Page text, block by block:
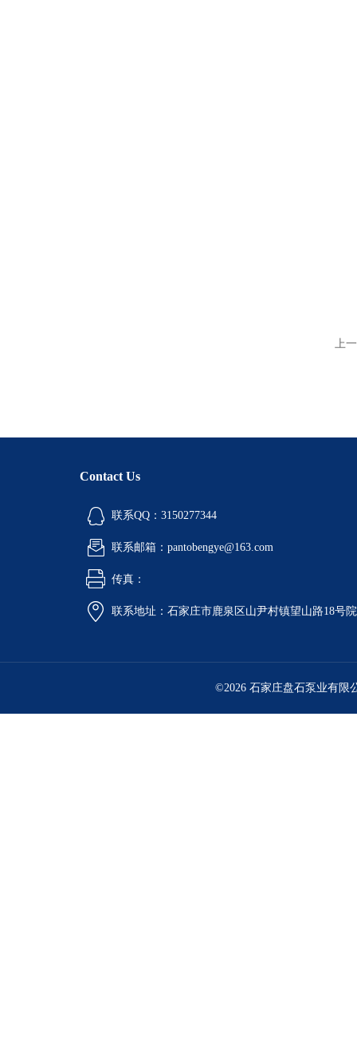
上
Contact Us
联系QQ：3150277344
联系邮箱：pantobengye@163.com
传真：
联系地址：石家庄市鹿泉区山尹村镇望山路18号
©2026 石家庄盘石泵业有限